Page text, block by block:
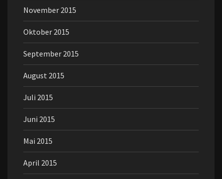
November 2015
Oktober 2015
September 2015
August 2015
Juli 2015
Juni 2015
Mai 2015
April 2015